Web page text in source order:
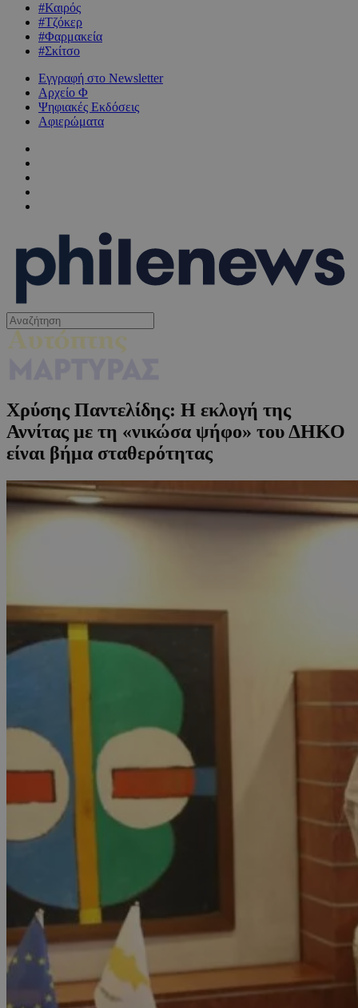
#Καιρός
#Τζόκερ
#Φαρμακεία
#Σκίτσο
Εγγραφή στο Newsletter
Αρχείο Φ
Ψηφιακές Εκδόσεις
Αφιερώματα
Χρύσης Παντελίδης: Η εκλογή της
Αννίτας με τη «νικώσα ψήφο» του ΔΗΚΟ
είναι βήμα σταθερότητας